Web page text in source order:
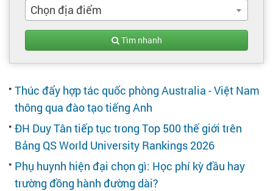
Tìm việc làm
Nhà tuyển dụng
Chọn địa điểm
Tìm nhanh
Thúc đẩy hợp tác quốc phòng Australia - Việt Nam
thông qua đào tạo tiếng Anh
ĐH Duy Tân tiếp tục trong Top 500 thế giới trên
Bảng QS World University Rankings 2026
Phụ huynh hiện đại chọn gì: Học phí kỳ đầu hay
trường đồng hành đường dài?